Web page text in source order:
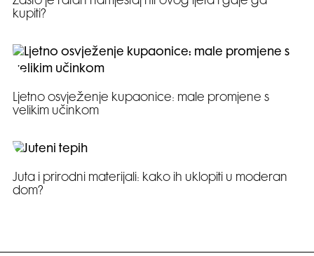
kupiti?
Ljetno osvježenje kupaonice: male promjene s
velikim učinkom
Juta i prirodni materijali: kako ih uklopiti u moderan
dom?